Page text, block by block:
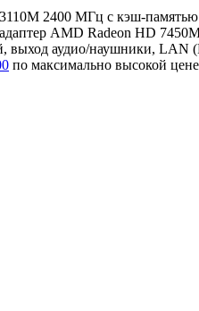
3110M 2400 МГц с кэш-
AMD Radeon HD
аудио/наушники, LAN
по максимально высокой